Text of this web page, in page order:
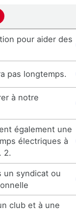
pour aider des
pas longtemps.
à notre
également une
électriques à
2.
un syndicat ou
club et à une